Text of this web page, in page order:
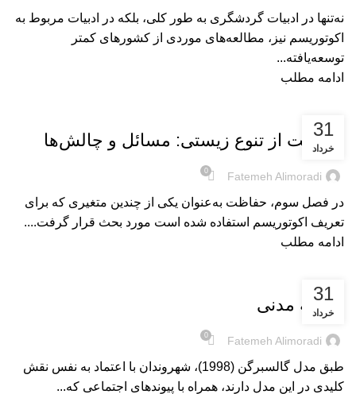
نه‌تنها در ادبیات گردشگری به طور کلی، بلکه در ادبیات مربوط به
اکوتوریسم نیز، مطالعه‌های موردی از کشورهای کمتر
توسعه‌یافته...
ادامه مطلب
31
خرداد
حفاظت از تنوع زیستی: مسائل و چالش‌ها
Fatemeh Alimoradi
0
در فصل سوم، حفاظت به‌عنوان یکی از چندین متغیری که برای
تعریف اکوتوریسم استفاده شده است مورد بحث قرار گرفت....
ادامه مطلب
31
خرداد
جامعهٔ مدنی
Fatemeh Alimoradi
0
طبق مدل گالسبرگن (1998)، شهروندان با اعتماد به نفس نقش
کلیدی در این مدل دارند، همراه با پیوندهای اجتماعی که...